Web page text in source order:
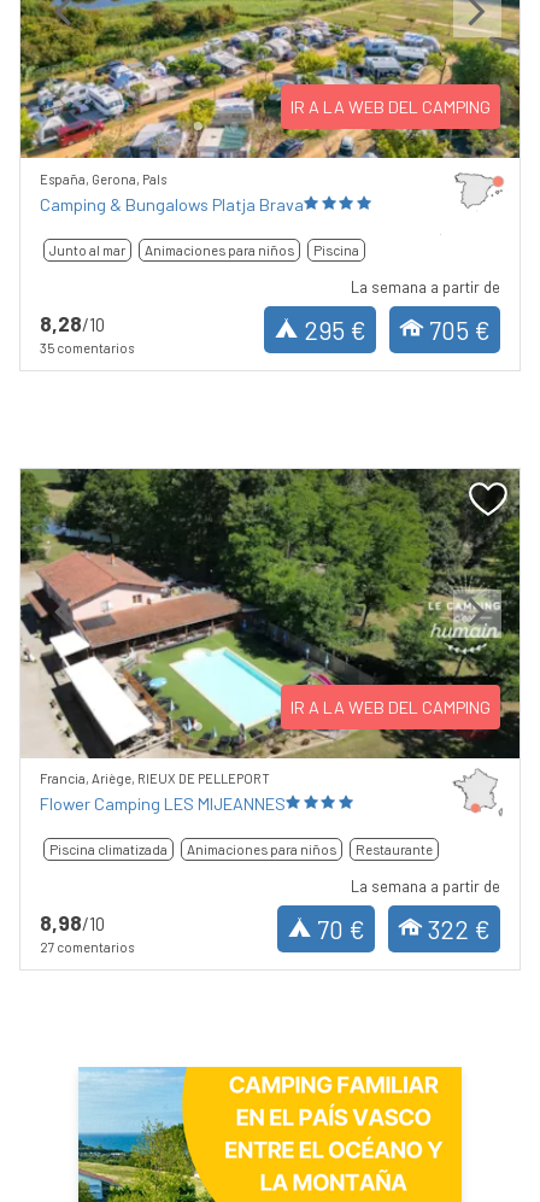
Previous Next
IR A LA WEB DEL CAMPING
España, Gerona, Pals
Camping & Bungalows Platja Brava
Junto al mar Animaciones para niños Piscina
8,28/10
35 comentarios
La semana a partir de
295 € 705 €
Previous Next
IR A LA WEB DEL CAMPING
Francia, Ariège, RIEUX DE PELLEPORT
Flower Camping LES MIJEANNES
Piscina climatizada Animaciones para niños Restaurante
8,98/10
27 comentarios
La semana a partir de
70 € 322 €